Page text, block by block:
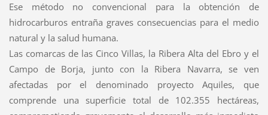
Ese método no convencional para la obtención de
hidrocarburos entraña graves consecuencias para el medio
natural y la salud humana.
Las comarcas de las Cinco Villas, la Ribera Alta del Ebro y el
Campo de Borja, junto con la Ribera Navarra, se ven
afectadas por el denominado proyecto Aquiles, que
comprende una superficie total de 102.355 hectáreas,